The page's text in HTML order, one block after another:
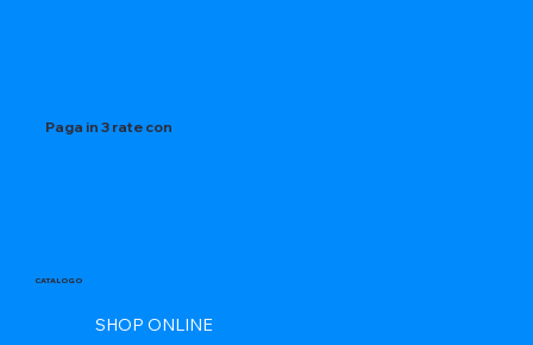
Paga in 3 rate con
CATALOGO
SHOP ONLINE